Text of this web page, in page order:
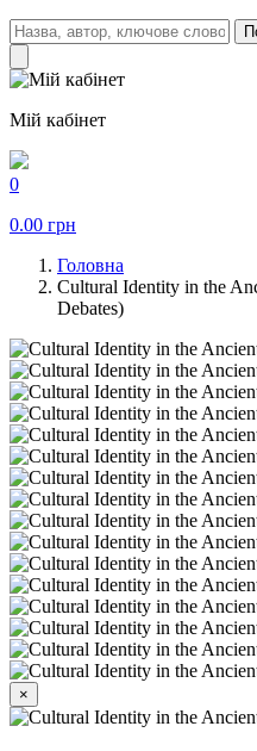
Мій кабінет
0
0.00 грн
Головна
Cultural Identity in the
Debates)
×